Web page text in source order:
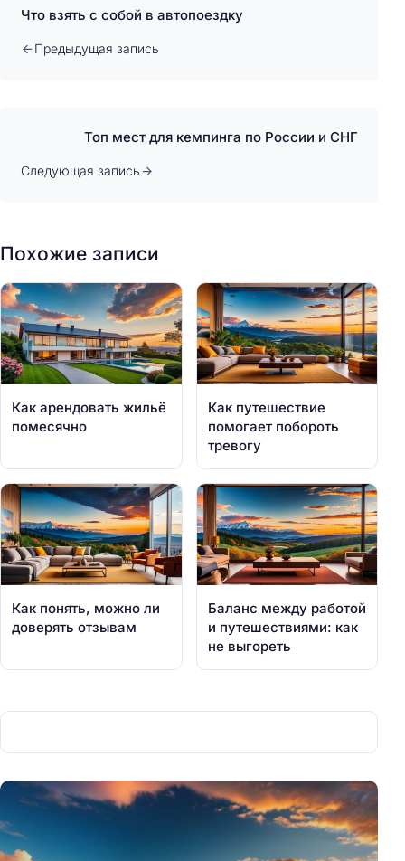
Что взять с собой в автопоездку
Предыдущая запись
Топ мест для кемпинга по России и СНГ
Следующая запись
Похожие записи
Как арендовать жильё
помесячно
Как путешествие
помогает побороть
тревогу
Как понять, можно ли
доверять отзывам
Баланс между работой
и путешествиями: как
не выгореть